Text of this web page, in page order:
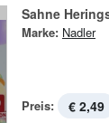
Sahne
Marke: Nadler
Preis: € 2,49